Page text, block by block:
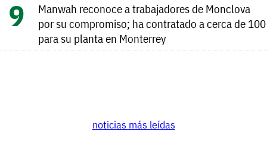
Manwah reconoce a trabajadores de Monclova
por su compromiso; ha contratado a cerca de 100
para su planta en Monterrey
noticias más leídas